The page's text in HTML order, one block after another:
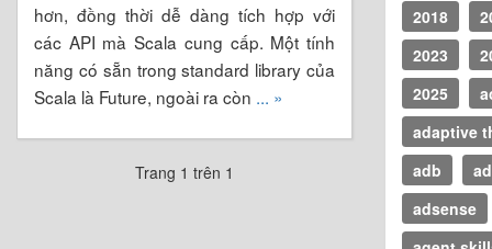
hơn, đồng thời dễ dàng tích hợp với
các API mà Scala cung cấp. Một tính
năng có sẵn trong standard library của
Scala là Future, ngoài ra còn ... »
Trang 1 trên 1
2018
2023
2025
adaptive
adb
adsense